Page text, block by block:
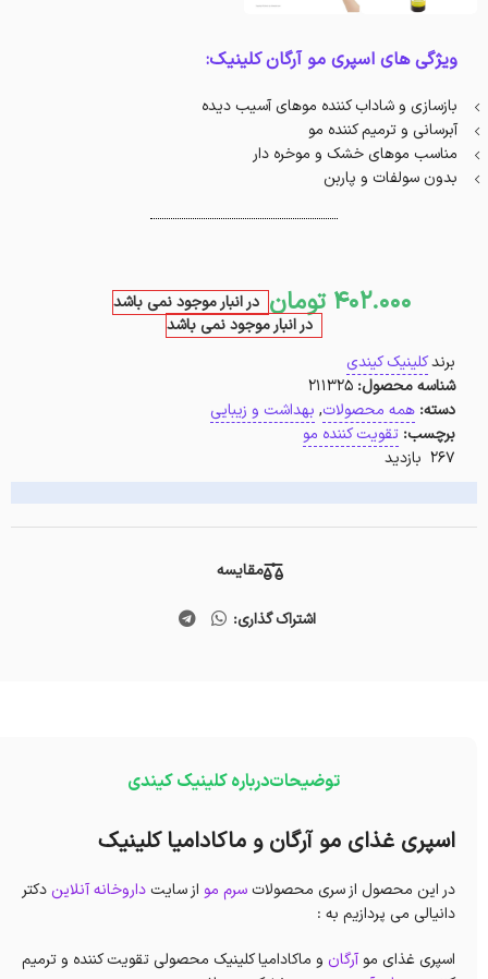
ویژگی های اسپری مو آرگان کلینیک:
بازسازی و شاداب کننده موهای آسیب دیده
آبرسانی و ترمیم کننده مو
مناسب موهای خشک و موخره دار
بدون سولفات و پاربن
402.000 تومان در انبار موجود نمی باشد
در انبار موجود نمی باشد
برندکلینیک کیندی
شناسه محصول: 211325
دسته: همه محصولات, بهداشت و زیبایی
برچسب: تقویت کننده مو
267 بازدید
مقایسه
اشتراک گذاری:
توضیحاتدرباره کلینیک کیندی
اسپری غذای مو آرگان و ماکادامیا کلینیک
در این محصول از سری محصولات سرم مو از سایتداروخانه آنلاین دکتر
دانیالی می پردازیم به :
اسپری غذای مو آرگان و ماکادامیا کلینیک محصولی تقویت کننده و ترمیم